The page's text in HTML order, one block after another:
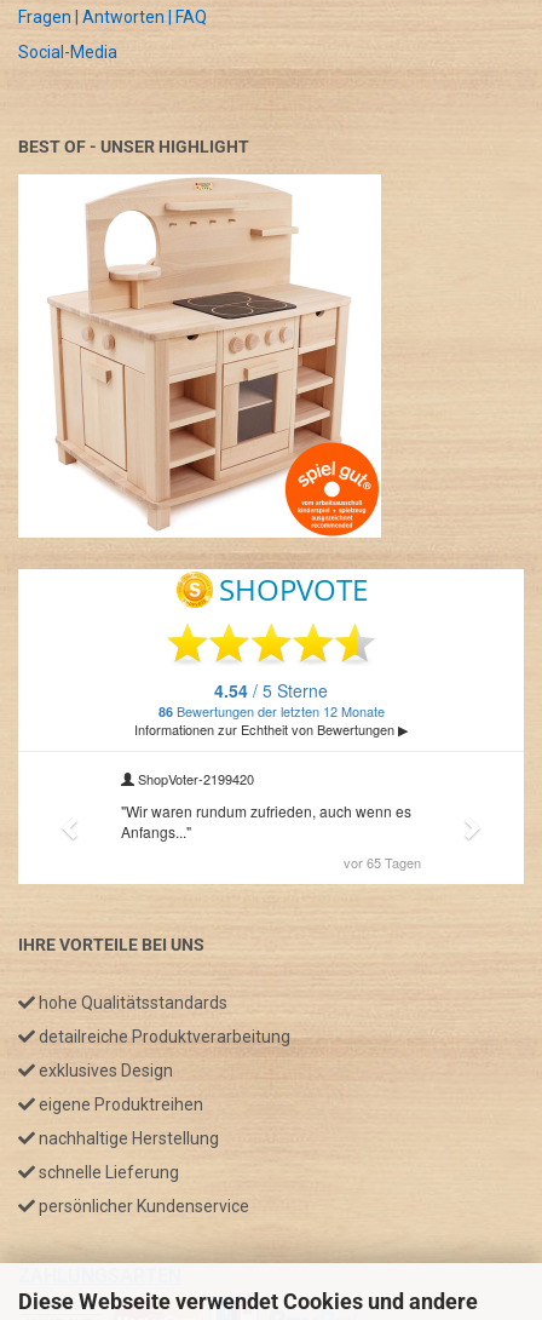
Diese Webseite verwendet Cookies und andere
Fragen | Antworten | FAQ
Social-Media
BEST OF - UNSER HIGHLIGHT
IHRE VORTEILE BEI UNS
hohe Qualitätsstandards
detailreiche Produktverarbeitung
exklusives Design
eigene Produktreihen
nachhaltige Herstellung
schnelle Lieferung
persönlicher Kundenservice